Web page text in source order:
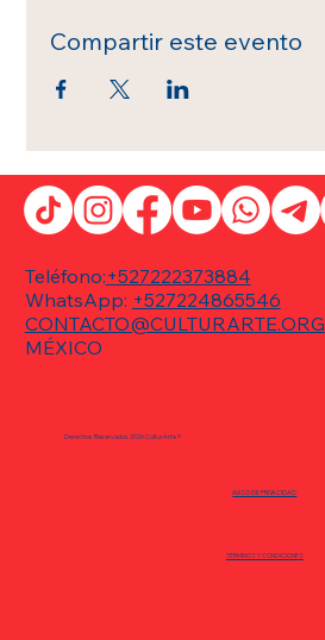
Compartir este evento
Teléfono:+527222373884
WhatsApp: +527224865546
CONTACTO@CULTURARTE.ORG
MÉXICO
Derechos Reservados 2026 CulturArte ®
TÉRMINOS Y CONDICIONES
AVISO DE PRIVACIDAD